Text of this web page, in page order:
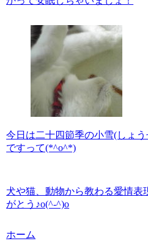
今日は二十四節季の小雪(しょう
ですって(*^o^*)
犬や猫、動物から教わる愛情表
がとう♪o(^-^)o
ホーム